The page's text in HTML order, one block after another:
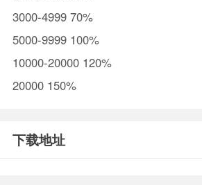
3000-4999 70%
5000-9999 100%
10000-20000 120%
20000 150%
下载地址